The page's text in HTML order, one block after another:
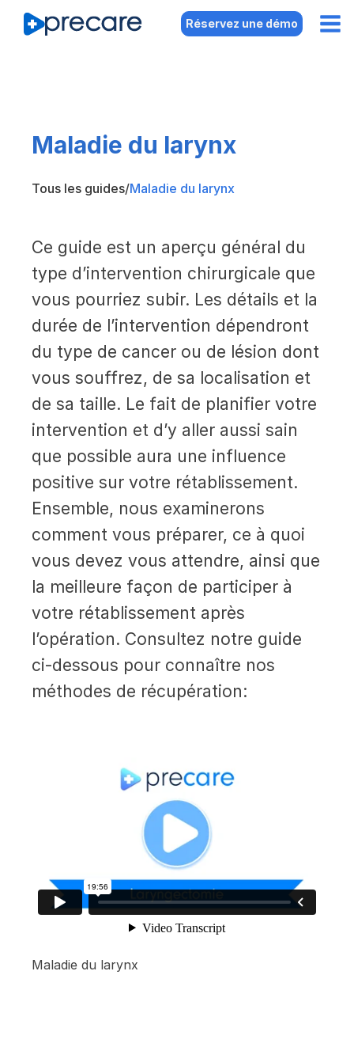
Réservez une démo
Maladie du larynx
Tous les guides/Maladie du larynx
Ce guide est un aperçu général du
type d’intervention chirurgicale que
vous pourriez subir. Les détails et la
durée de l’intervention dépendront
du type de cancer ou de lésion dont
vous souffrez, de sa localisation et
de sa taille. Le fait de planifier votre
intervention et d’y aller aussi sain
que possible aura une influence
positive sur votre rétablissement.
Ensemble, nous examinerons
comment vous préparer, ce à quoi
vous devez vous attendre, ainsi que
la meilleure façon de participer à
votre rétablissement après
l’opération. Consultez notre guide
ci-dessous pour connaître nos
méthodes de récupération:
Maladie du larynx